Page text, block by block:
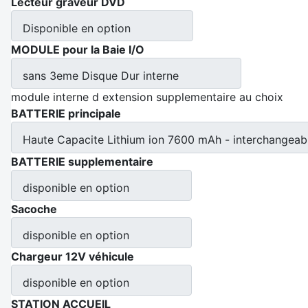
Disponible en option
MODULE pour la Baie I/O
sans 3eme Disque Dur interne
module interne d extension supplementaire au choix
BATTERIE principale
Haute Capacite Lithium ion 7600 mAh -
BATTERIE supplementaire
disponible en option
Sacoche
disponible en option
Chargeur 12V véhicule
disponible en option
STATION ACCUEIL